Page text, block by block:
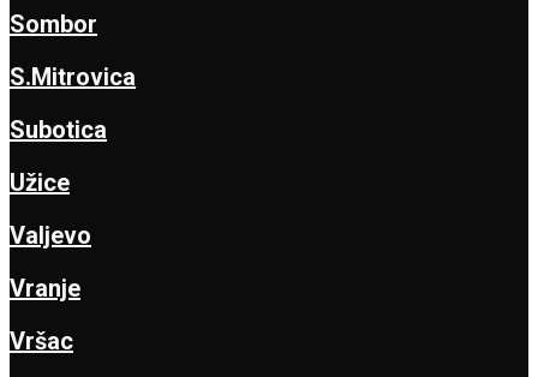
Sombor
S.Mitrovica
Subotica
Užice
Valjevo
Vranje
Vršac